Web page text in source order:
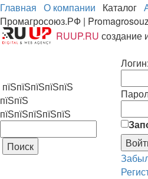
Главная О компании Каталог
Промагросоюз.РФ |
RUUP.RU создание
пїЅпїЅпїЅпїЅпїЅ
пїЅпїЅ
пїЅпїЅпїЅпїЅпїЅ
Логин: